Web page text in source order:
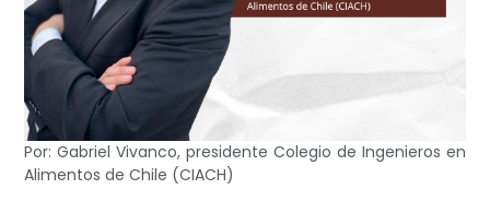
Por: Gabriel Vivanco, presidente Colegio de Ingenieros en
Alimentos de Chile (CIACH)